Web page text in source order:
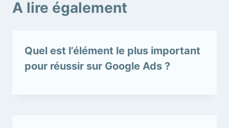
A lire également
Quel est l’élément le plus important
pour réussir sur Google Ads ?